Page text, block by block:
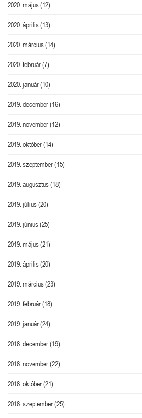
2020. május(12)
2020. április(13)
2020. március(14)
2020. február(7)
2020. január(10)
2019. december(16)
2019. november(12)
2019. október(14)
2019. szeptember(15)
2019. augusztus(18)
2019. július(20)
2019. június(25)
2019. május(21)
2019. április(20)
2019. március(23)
2019. február(18)
2019. január(24)
2018. december(19)
2018. november(22)
2018. október(21)
2018. szeptember(25)